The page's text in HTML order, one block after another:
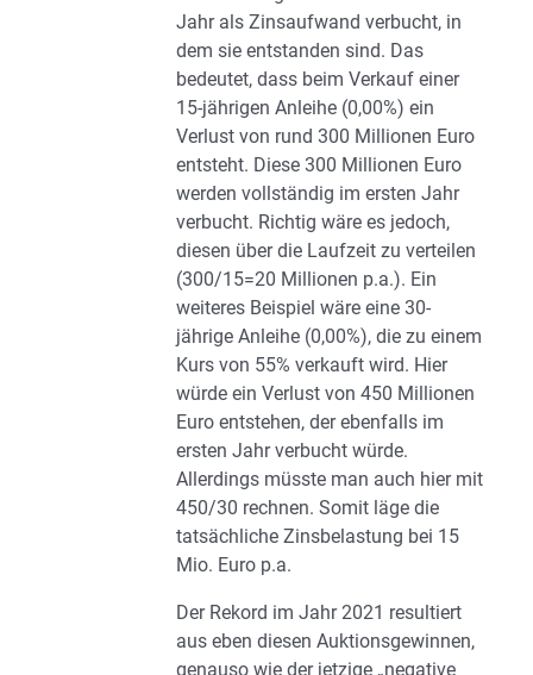
Jahr als Zinsaufwand verbucht, in
dem sie entstanden sind. Das
bedeutet, dass beim Verkauf einer
15-jährigen Anleihe (0,00%) ein
Verlust von rund 300 Millionen Euro
entsteht. Diese 300 Millionen Euro
werden vollständig im ersten Jahr
verbucht. Richtig wäre es jedoch,
diesen über die Laufzeit zu verteilen
(300/15=20 Millionen p.a.). Ein
weiteres Beispiel wäre eine 30-
jährige Anleihe (0,00%), die zu einem
Kurs von 55% verkauft wird. Hier
würde ein Verlust von 450 Millionen
Euro entstehen, der ebenfalls im
ersten Jahr verbucht würde.
Allerdings müsste man auch hier mit
450/30 rechnen. Somit läge die
tatsächliche Zinsbelastung bei 15
Mio. Euro p.a.
Der Rekord im Jahr 2021 resultiert
aus eben diesen Auktionsgewinnen,
genauso wie der jetzige „negative